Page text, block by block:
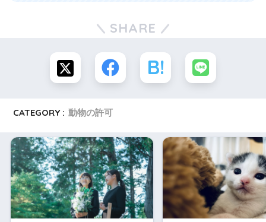
SHARE
CATEGORY : 動物の許可